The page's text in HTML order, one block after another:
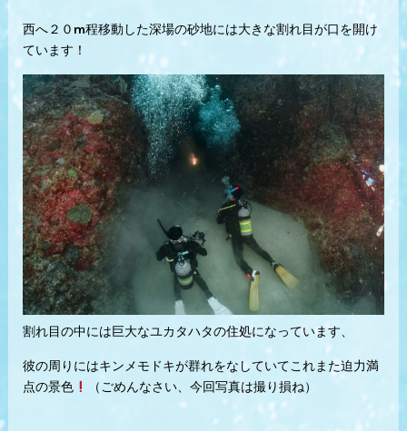
西へ２０m程移動した深場の砂地には大きな割れ目が口を開け
ています！
割れ目の中には巨大なユカタハタの住処になっています、
彼の周りにはキンメモドキが群れをなしていてこれまた迫力満
点の景色
（ごめんなさい、今回写真は撮り損ね）